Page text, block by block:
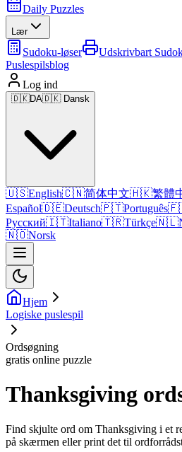
Daily Puzzles
Lær
Sudoku-løser Udskrivbart
Puslespilsblog
Log ind
🇩🇰DA🇩🇰 Dansk
🇺🇸English🇨🇳简体中文🇭🇰繁體
Español🇩🇪Deutsch🇵🇹Português
Русский🇮🇹Italiano🇹🇷Türkçe🇳🇱
🇳🇴Norsk
Hjem
Logiske puslespil
Ordsøgning
gratis online puzzle
Thanksgiving
Find skjulte ord om Thanksgiving i et
på skærmen eller print det til